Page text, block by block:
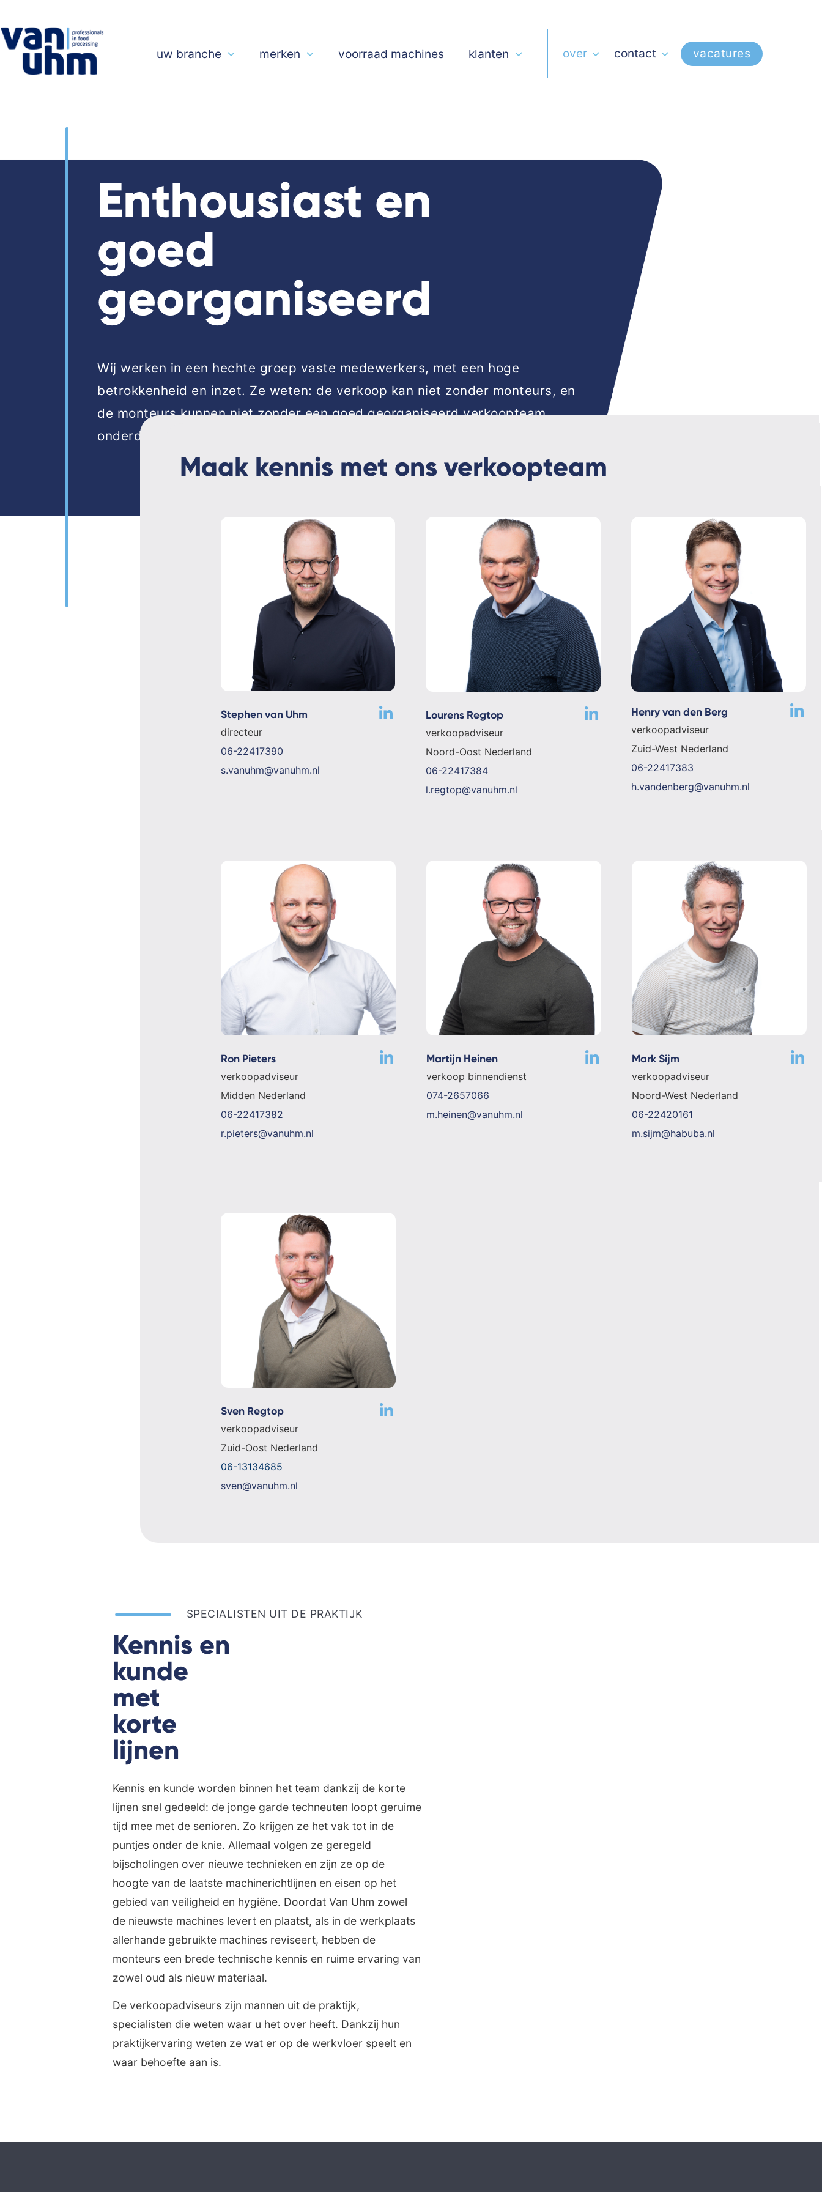
uw branche merken voorraad machines klanten over contact vacatures
Enthousiast en
goed
georganiseerd
Wij werken in een hechte groep vaste medewerkers, met een hoge
betrokkenheid en inzet. Ze weten: de verkoop kan niet zonder monteurs, en
de monteurs kunnen niet zonder een goed georganiseerd verkoopteam,
onderdelenmagazijn, expeditie, administratie en servicedesk.
Maak kennis met ons verkoopteam
Stephen van Uhm
directeur
06-22417390
s.vanuhm@vanuhm.nl
Lourens Regtop
verkoopadviseur
Noord-Oost Nederland
06-22417384
l.regtop@vanuhm.nl
Henry van den Berg
verkoopadviseur
Zuid-West Nederland
06-22417383
h.vandenberg@vanuhm.nl
Ron Pieters
verkoopadviseur
Midden Nederland
06-22417382
r.pieters@vanuhm.nl
Martijn Heinen
verkoop binnendienst
074-2657066
m.heinen@vanuhm.nl
Mark Sijm
verkoopadviseur
Noord-West Nederland
06-22420161
m.sijm@habuba.nl
Sven Regtop
verkoopadviseur
Zuid-Oost Nederland
06-13134685
sven@vanuhm.nl
SPECIALISTEN UIT DE PRAKTIJK
Kennis en
kunde
met
korte
lijnen
Kennis en kunde worden binnen het team dankzij de korte
lijnen snel gedeeld: de jonge garde techneuten loopt geruime
tijd mee met de senioren. Zo krijgen ze het vak tot in de
puntjes onder de knie. Allemaal volgen ze geregeld
bijscholingen over nieuwe technieken en zijn ze op de
hoogte van de laatste machinerichtlijnen en eisen op het
gebied van veiligheid en hygiëne. Doordat Van Uhm zowel
de nieuwste machines levert en plaatst, als in de werkplaats
allerhande gebruikte machines reviseert, hebben de
monteurs een brede technische kennis en ruime ervaring van
zowel oud als nieuw materiaal.
De verkoopadviseurs zijn mannen uit de praktijk,
specialisten die weten waar u het over heeft. Dankzij hun
praktijkervaring weten ze wat er op de werkvloer speelt en
waar behoefte aan is.